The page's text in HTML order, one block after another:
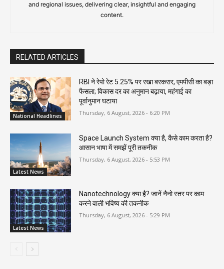
and regional issues, delivering clear, insightful and engaging
content.
RELATED ARTICLES
National Headlines
RBI ने रेपो रेट 5.25% पर रखा बरकरार, एमपीसी का बड़ा
फैसला; विकास दर का अनुमान बढ़ाया, महंगाई का
पूर्वानुमान घटाया
Thursday, 6 August, 2026 - 6:20 PM
Latest News
Space Launch System क्या है, कैसे काम करता है?
आसान भाषा में समझें पूरी तकनीक
Thursday, 6 August, 2026 - 5:53 PM
Latest News
Nanotechnology क्या है? जानें नैनो स्तर पर काम
करने वाली भविष्य की तकनीक
Thursday, 6 August, 2026 - 5:29 PM